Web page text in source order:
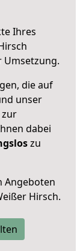
Ihres
Umsetzung.
die auf
unser
zur
dabei
zu
Angeboten
Hirsch.